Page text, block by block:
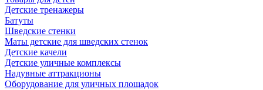
Детские тренажеры
Батуты
Шведские стенки
Маты детские для шведских стенок
Детские качели
Детские уличные комплексы
Надувные аттракционы
Оборудование для уличных площадок